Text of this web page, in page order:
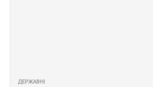
ДЕРЖАВНІ